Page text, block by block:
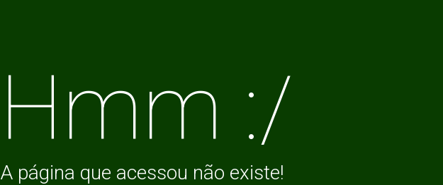
Hmm :/
A página que acessou não existe!